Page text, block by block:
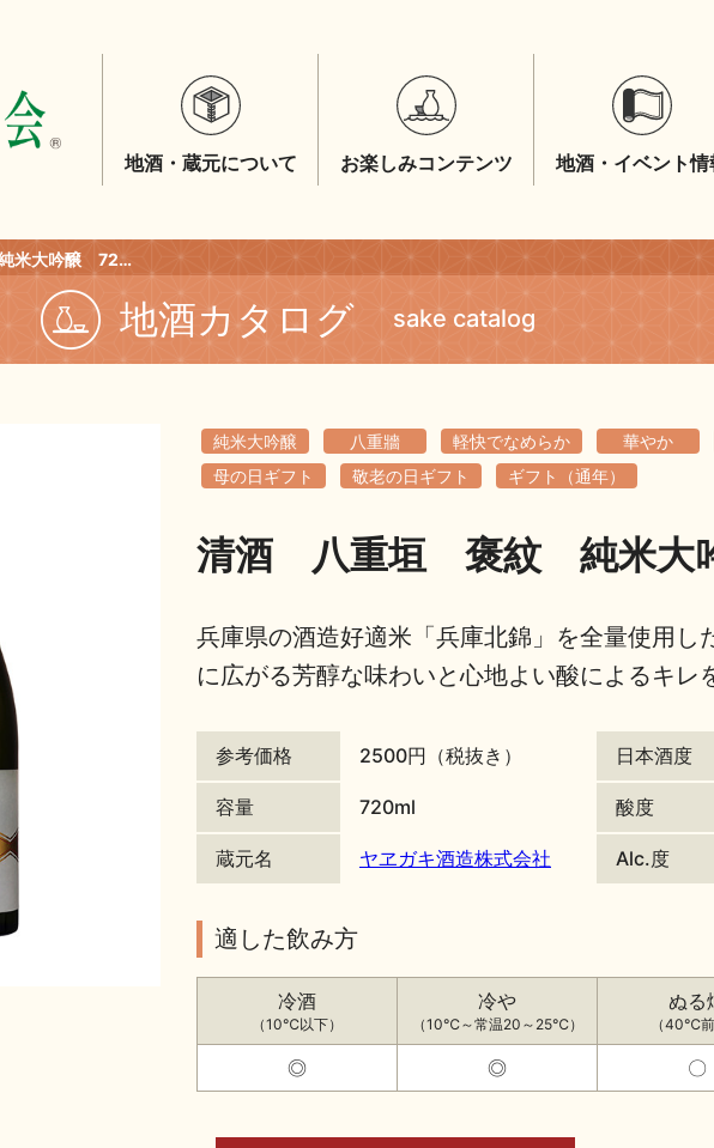
地酒・蔵元について お楽しみコンテンツ 地酒・イベント情
清酒 八重垣 褒紋 純米大吟醸 720ml
地酒カタログ sake catalog
純米大吟醸 八重牆 軽快でなめらか 華やか
母の日ギフト
敬老の日ギフト ギフト（通年）
清酒 八重垣 褒紋 純米大
兵庫県の酒造好適米「兵庫北錦」を全量使用し
に広がる芳醇な味わいと心地よい酸によるキレ
参考価格 2500円（税抜き）
容量 720ml
蔵元名 ヤヱガキ酒造株式会社
日本酒度
酸度
Alc.度
適した飲み方
冷酒
（10℃以下）
冷や
（10℃～常温20～25℃）
ぬる
（40℃前
◎ ◎ 〇